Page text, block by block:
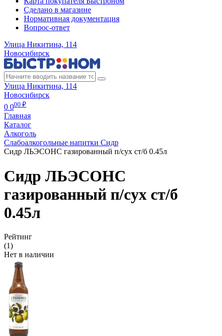
Сделано в магазине
Нормативная документация
Вопрос-ответ
Улица Никитина, 114
Новосибирск
Улица Никитина, 114
Новосибирск
0 000 ₽
Главная
Каталог
Алкоголь
Слабоалкогольные напитки Сидр
Сидр ЛЬЭСОНС газированный п/сух ст/б 0.45л
Сидр ЛЬЭСОНС
газированный п/сух ст/б
0.45л
Рейтинг
(1)
Нет в наличии